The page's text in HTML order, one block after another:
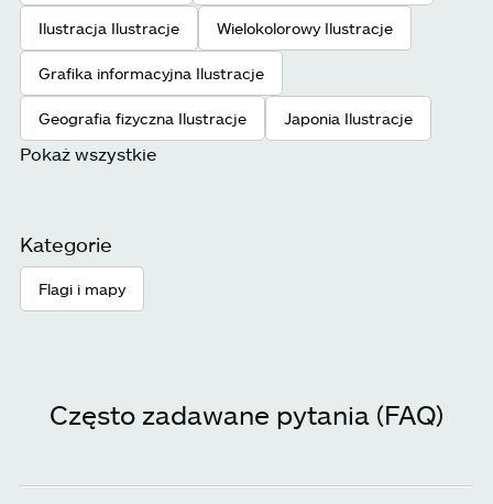
Ilustracja Ilustracje Wielokolorowy Ilustracje
Grafika informacyjna Ilustracje
Geografia fizyczna Ilustracje Japonia Ilustracje
Pokaż wszystkie
Kategorie
Flagi i mapy
Często zadawane pytania (FAQ)